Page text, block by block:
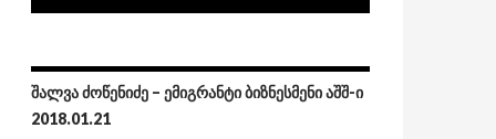
ᲨᲐᲚᲕᲐ ᲫᲝᲬᲔᲜᲘᲫᲔ – ᲔᲛᲘᲒᲠᲐᲜᲢᲘ ᲑᲘᲖᲜᲔᲡᲛᲔᲜᲘ ᲐᲨᲨ-Ი
2018.01.21